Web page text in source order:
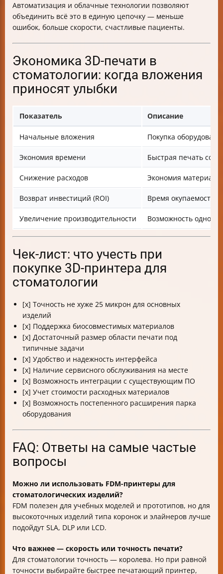
Автоматизация и облачные технологии позволяют
объединить всё это в единую цепочку — меньше
ошибок, больше скорости, счастливые пациенты.
Экономика 3D-печати в
стоматологии: когда вложения
приносят улыбки
Показатель Описание
Начальные вложения Покупка
Экономия времени Быстрая печать
Снижение расходов Экономия
Возврат инвестиций (ROI) Время окупаемости
Увеличение производительности Возможность
Чек-лист: что учесть при
покупке 3D-принтера для
стоматологии
[x] Точность не хуже 25 микрон для основных
изделий
[x] Поддержка биосовместимых материалов
[x] Достаточный размер области печати под
типичные задачи
[x] Удобство и надежность интерфейса
[x] Наличие сервисного обслуживания на месте
[x] Возможность интеграции с существующим ПО
[x] Учет стоимости расходных материалов
[x] Возможность постепенного расширения парка
оборудования
FAQ: Ответы на самые частые
вопросы
Можно ли использовать FDM-принтеры для
стоматологических изделий?
FDM полезен для учебных моделей и прототипов, но для
высокоточных изделий типа коронок и элайнеров лучше
подойдут SLA, DLP или LCD.
Что важнее — скорость или точность печати?
Для стоматологии точность — королева. Но при равной
точности выбирайте быстрее печатающий принтер,